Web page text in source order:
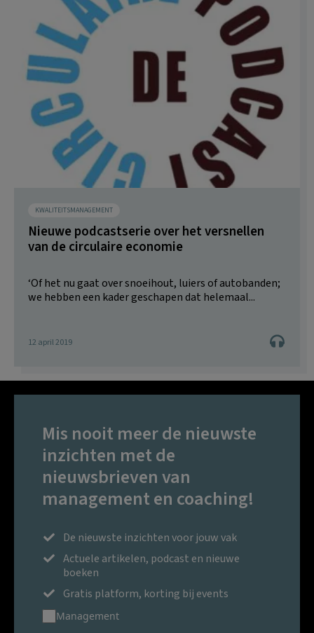
KWALITEITSMANAGEMENT
Nieuwe podcastserie over het versnellen
van de circulaire economie
‘Of het nu gaat over snoeihout, luiers of autobanden;
we hebben een kader geschapen dat helemaal...
12 april 2019
Mis nooit meer de nieuwste
inzichten met de
nieuwsbrieven van
management en coaching!
De nieuwste inzichten voor jouw vak
Actuele artikelen, podcast en nieuwe
boeken
Gratis platform, korting bij events
Management